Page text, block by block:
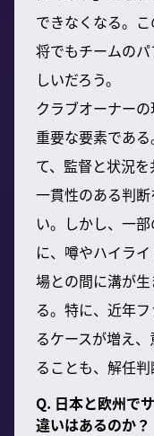
できなくなる。
将でもチームの
しいだろう。
クラブオーナー
重要な要素であ
て、監督と状況を
一貫性のある判
い。しかし、一
に、噂やハイラ
場との間に溝が
る。特に、近年
るケースが増え
ることも、解任
Q. 日本と欧州で
違いはあるのか？